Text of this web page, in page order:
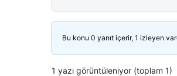
Bu konu 0 yanıt içerir, 1 izleyen
1 yazı görüntüleniyor (toplam 1)